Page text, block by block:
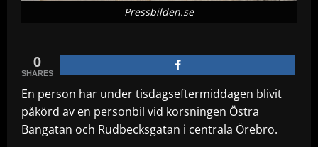
Pressbilden.se
0
SHARES
En person har under tisdagseftermiddagen blivit
påkörd av en personbil vid korsningen Östra
Bangatan och Rudbecksgatan i centrala Örebro.